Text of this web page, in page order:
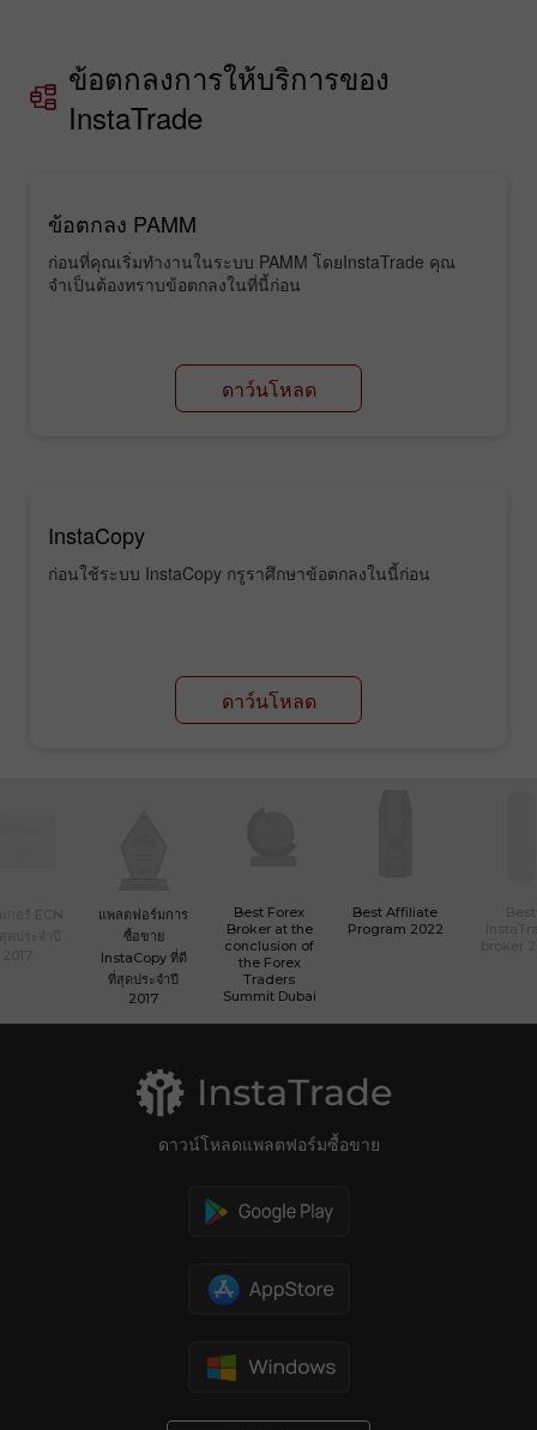
ข้อตกลงการให้บริการของ
InstaTrade
ข้อตกลง PAMM
ก่อนที่คุณเริ่มทำงานในระบบ PAMM โดยInstaTrade คุณ
จำเป็นต้องทราบข้อตกลงในที่นี้ก่อน
ดาว์นโหลด
InstaCopy
ก่อนใช้ระบบ InstaCopy กรูราศึกษาข้อตกลงในนี้ก่อน
ดาว์นโหลด
แพลตฟอร์มการ
ซื้อขาย
InstaCopy ที่ดี
ที่สุดประจำปี
2017
Best Forex
Broker at the
conclusion of
the Forex
Traders
Summit Dubai
Best Affiliate
Program 2022
ดาวน์โหลดแพลตฟอร์มซื้อขาย